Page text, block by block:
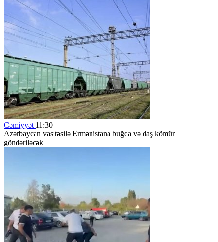
Cəmiyyət 11:30
Azərbaycan vasitəsilə Ermənistana buğda və daş kömür
göndəriləcək